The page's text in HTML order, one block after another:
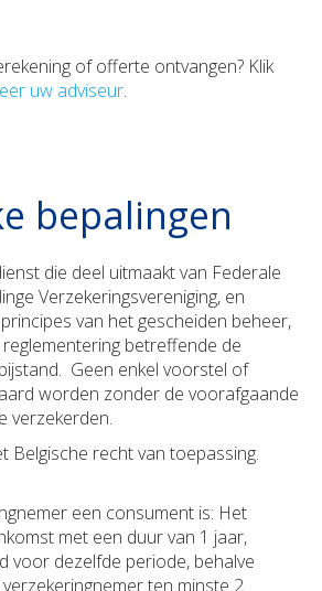
of offerte ontvangen? Klik
uw adviseur.
bepalingen
die deel uitmaakt van Federale
Verzekeringsvereniging, en
van het gescheiden beheer,
betreffende de
Geen enkel voorstel of
worden zonder de voorafgaande
verzekerden.
Belgische recht van toepassing.
een consument is: Het
met een duur van 1 jaar,
voor dezelfde periode, behalve
ten minste 2